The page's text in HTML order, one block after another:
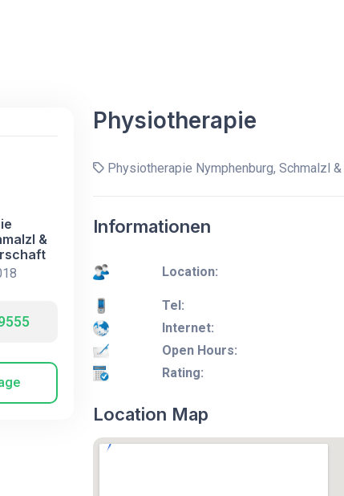
&
Physiotherapie
Physiotherapie Nymphenburg, Schmalzl
Informationen
Location:
Tel:
Internet:
Open Hours:
Rating:
Location Map